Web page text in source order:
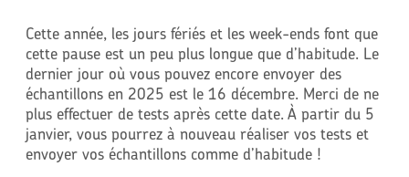
Cette année, les jours fériés et les week-ends font que
cette pause est un peu plus longue que d’habitude. Le
dernier jour où vous pouvez encore envoyer des
échantillons en 2025 est le 16 décembre. Merci de ne
plus effectuer de tests après cette date. À partir du 5
janvier, vous pourrez à nouveau réaliser vos tests et
envoyer vos échantillons comme d’habitude !